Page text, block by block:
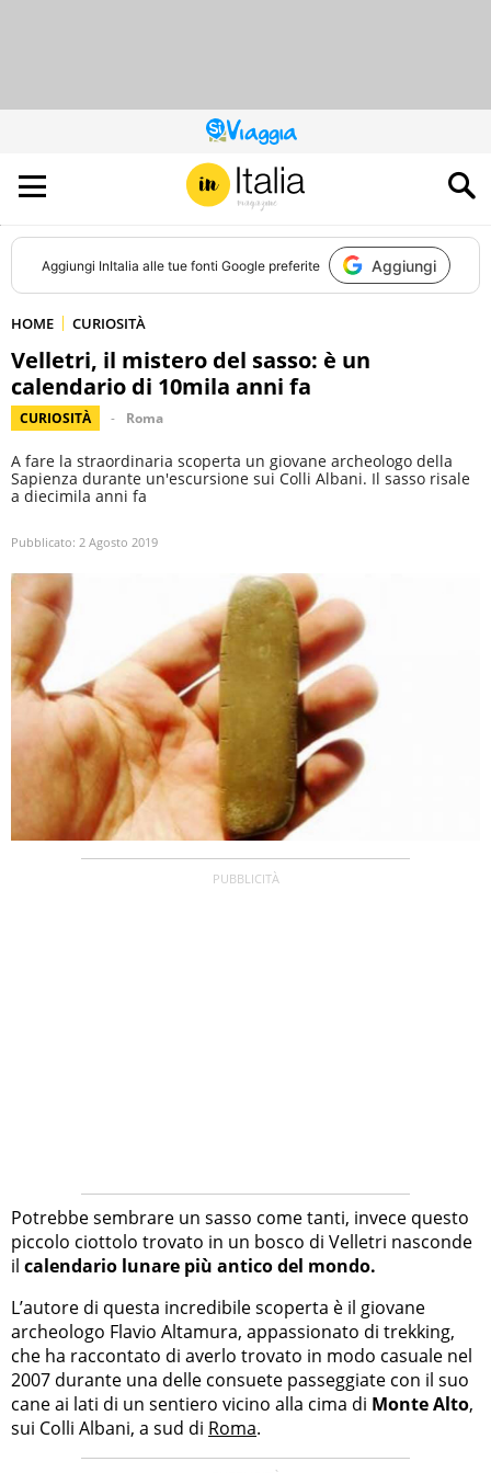
QUESTO
SITO
CONTRIBUISCE
ALL’AUDIENCE
DI
Aggiungi InItalia alle tue fonti Google preferite Aggiungi
HOME CURIOSITÀ
Velletri, il mistero del sasso: è un
calendario di 10mila anni fa
CURIOSITÀ Roma
A fare la straordinaria scoperta un giovane archeologo della
Sapienza durante un'escursione sui Colli Albani. Il sasso risale
a diecimila anni fa
Pubblicato: 2 Agosto 2019
Potrebbe sembrare un sasso come tanti, invece questo
piccolo ciottolo trovato in un bosco di Velletri nasconde
il calendario lunare più antico del mondo.
L’autore di questa incredibile scoperta è il giovane
archeologo Flavio Altamura, appassionato di trekking,
che ha raccontato di averlo trovato in modo casuale nel
2007 durante una delle consuete passeggiate con il suo
cane ai lati di un sentiero vicino alla cima di Monte Alto,
sui Colli Albani, a sud di Roma.